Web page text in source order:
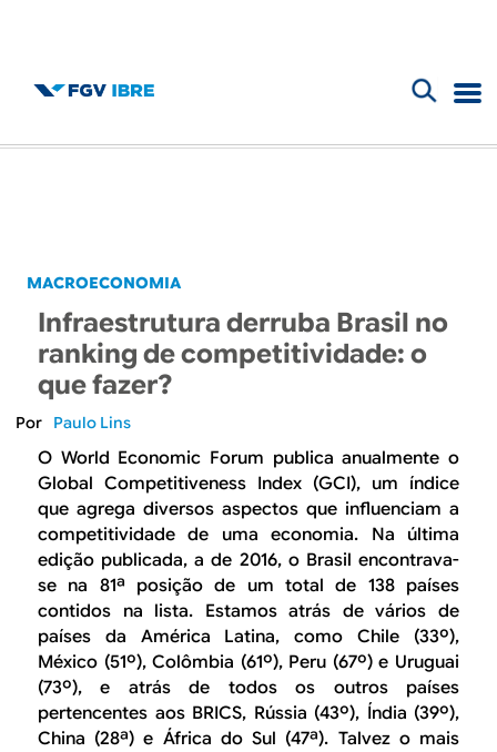
B
g
B
R
o
l
á
r
o
d
e
b
u
s
a
MACROECONOMIA
Infraestrutura derruba Brasil no
ranking de competitividade: o
que fazer?
Paulo Lins
O World Economic Forum publica anualmente o
Global Competitiveness Index (GCI), um índice
que agrega diversos aspectos que influenciam a
competitividade de uma economia. Na última
edição publicada, a de 2016, o Brasil encontrava-
se na 81ª posição de um total de 138 países
contidos na lista. Estamos atrás de vários de
países da América Latina, como Chile (33º),
México (51º), Colômbia (61º), Peru (67º) e Uruguai
(73º), e atrás de todos os outros países
pertencentes aos BRICS, Rússia (43º), Índia (39º),
China (28ª) e África do Sul (47ª). Talvez o mais